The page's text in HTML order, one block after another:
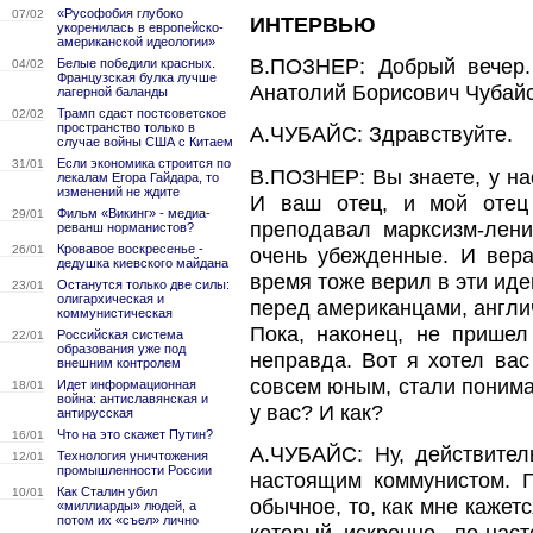
07/02
«Русофобия глубоко
укоренилась в европейско-
американской идеологии»
04/02
Белые победили красных.
Французская булка лучше
лагерной баланды
02/02
Трамп сдаст постсоветское
пространство только в
случае войны США с Китаем
31/01
Если экономика строится по
лекалам Егора Гайдара, то
изменений не ждите
29/01
Фильм «Викинг» - медиа-
реванш норманистов?
26/01
Кровавое воскресенье -
дедушка киевского майдана
23/01
Останутся только две силы:
олигархическая и
коммунистическая
22/01
Российская система
образования уже под
внешним контролем
18/01
Идет информационная
война: антиславянская и
антирусская
16/01 Что на это скажет Путин?
12/01
Технология уничтожения
промышленности России
10/01
Как Сталин убил
«миллиарды» людей, а
потом их «съел» лично
ИНТЕРВЬЮ
В.ПОЗНЕР: Добрый
Анатолий Борисович
А.ЧУБАЙС: Здравствуйте.
В.ПОЗНЕР: Вы знаете, у
И ваш отец, и мой отец
преподавал марксизм-
очень убежденные. И
время тоже верил в эти
перед американцами,
Пока, наконец, не
неправда. Вот я хотел
совсем юным, стали
у вас? И как?
А.ЧУБАЙС: Ну,
настоящим коммунистом.
обычное, то, как мне